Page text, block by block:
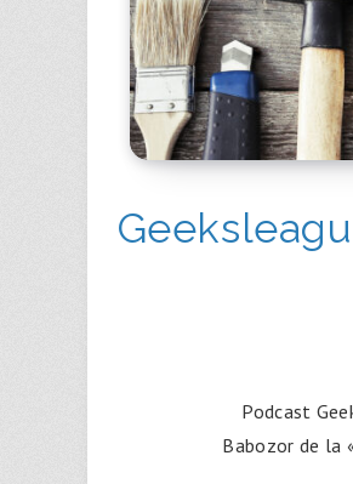
Podcast
Babozor de la